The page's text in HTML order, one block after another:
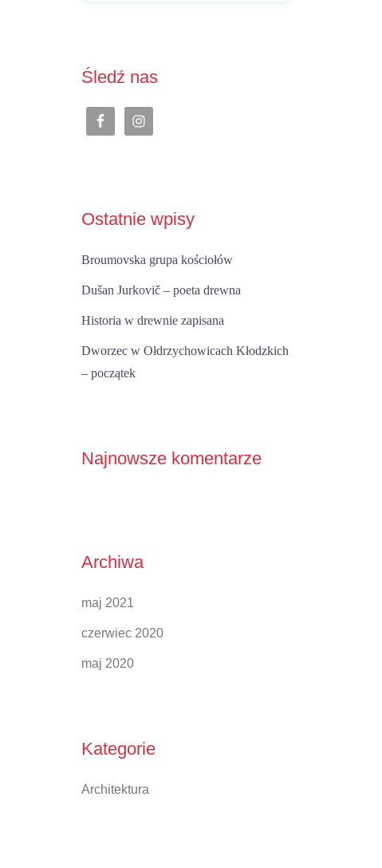
Śledź nas
Ostatnie wpisy
Broumovska grupa kościołów
Dušan Jurkovič – poeta drewna
Historia w drewnie zapisana
Dworzec w Ołdrzychowicach Kłodzkich
– początek
Najnowsze komentarze
Archiwa
maj 2021
czerwiec 2020
maj 2020
Kategorie
Architektura